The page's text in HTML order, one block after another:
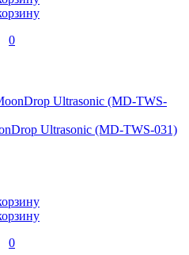
0
Ultrasonic (MD-TWS-031)
0